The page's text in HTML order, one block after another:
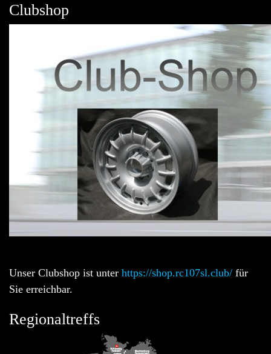
Clubshop
Unser Clubshop ist unter https://shop.rc107sl.club/ für
Sie erreichbar.
Regionaltreffs